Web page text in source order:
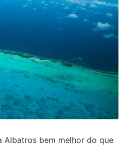
Albatros bem melhor do que